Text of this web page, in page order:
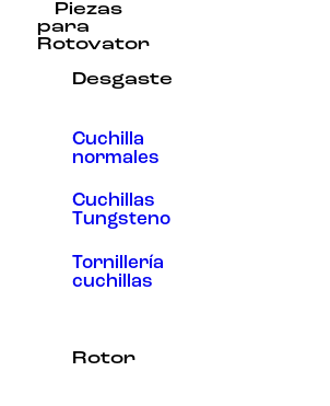
Piezas
para
Rotovator
Desgaste
Cuchilla
normales
Cuchillas
Tungsteno
Tornillería
cuchillas
Rotor